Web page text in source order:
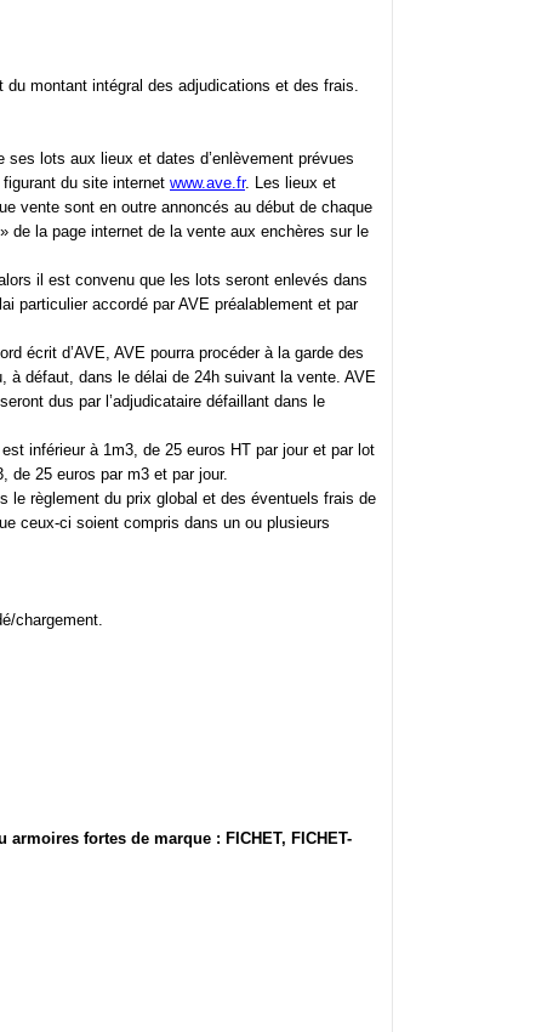
montant intégral des adjudications et des frais.
ses lots aux lieux et dates d’enlèvement prévues
du site internet www.ave.fr. Les lieux et
vente sont en outre annoncés au début de chaque
de la page internet de la vente aux enchères sur le
il est convenu que les lots seront enlevés dans
particulier accordé par AVE préalablement et par
écrit d’AVE, AVE pourra procéder à la garde des
à défaut, dans le délai de 24h suivant la vente. AVE
dus par l’adjudicataire défaillant dans le
inférieur à 1m3, de 25 euros HT par jour et par lot
de 25 euros par m3 et par jour.
le règlement du prix global et des éventuels frais de
ceux-ci soient compris dans un ou plusieurs
chargement.
fortes de marque : FICHET, FICHET-